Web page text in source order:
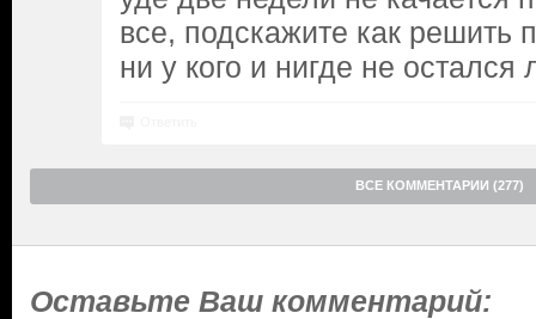
все, подскажите как решить
ни у кого и нигде не
ВСЕ КОММЕНТАРИИ (277)
Оставьте Ваш комментарий: